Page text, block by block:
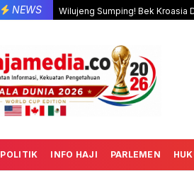
NEWS Wilujeng Sumping! Bek Kroasia
POLITIK INFO HAJI PARLEMEN